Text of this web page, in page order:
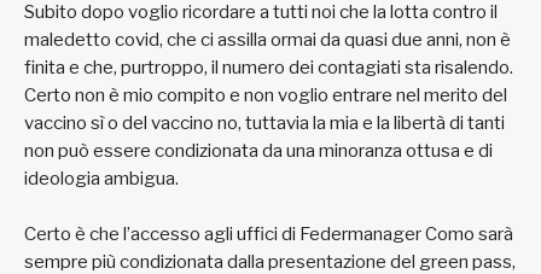
Subito dopo voglio ricordare a tutti noi che la lotta contro il
maledetto covid, che ci assilla ormai da quasi due anni, non è
finita e che, purtroppo, il numero dei contagiati sta risalendo.
Certo non è mio compito e non voglio entrare nel merito del
vaccino sì o del vaccino no, tuttavia la mia e la libertà di tanti
non può essere condizionata da una minoranza ottusa e di
ideologia ambigua.
Certo è che l’accesso agli uffici di Federmanager Como sarà
sempre più condizionata dalla presentazione del green pass,